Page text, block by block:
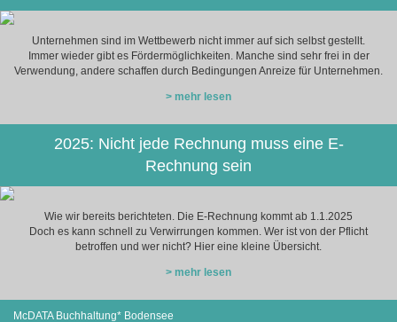
Unternehmen sind im Wettbewerb nicht immer auf sich selbst gestellt.
Immer wieder gibt es Fördermöglichkeiten. Manche sind sehr frei in der
Verwendung, andere schaffen durch Bedingungen Anreize für Unternehmen.
> mehr lesen
2025: Nicht jede Rechnung muss eine E-
Rechnung sein
Wie wir bereits berichteten. Die E-Rechnung kommt ab 1.1.2025
Doch es kann schnell zu Verwirrungen kommen. Wer ist von der Pflicht
betroffen und wer nicht? Hier eine kleine Übersicht.
> mehr lesen
McDATA Buchhaltung* Bodensee